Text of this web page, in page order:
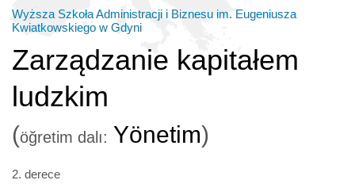
Wyższa Szkoła Administracji i Biznesu im. Eugeniusza
Kwiatkowskiego w Gdyni
Zarządzanie kapitałem
ludzkim
(öğretim dalı: Yönetim)
2. derece